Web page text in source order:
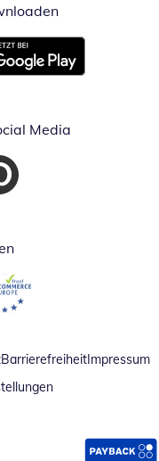
Öffnet in
neuem Fenster
Media
FensterFenster
in neuem Fenster
in neuem Fenster
BarrierefreiheitImpressum